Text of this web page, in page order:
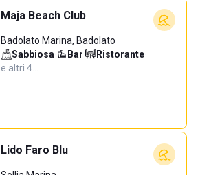
Maja Beach Club
Badolato Marina, Badolato
Sabbiosa· Bar· Ristorante·
e altri 4…
Lido Faro Blu